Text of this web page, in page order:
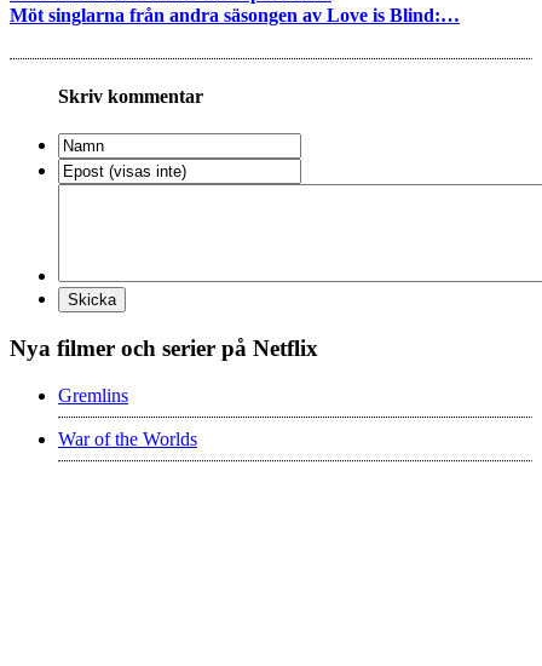
Möt singlarna från andra säsongen av Love is Blind:…
Skriv kommentar
Nya filmer och serier på Netflix
Gremlins
War of the Worlds